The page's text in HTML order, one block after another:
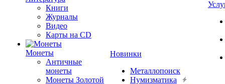
Книги
Журналы
Видео
Карты на CD
Монеты
Античные
монеты
Монеты Золотой
Новинки
Металлопоиск
Нумизматика